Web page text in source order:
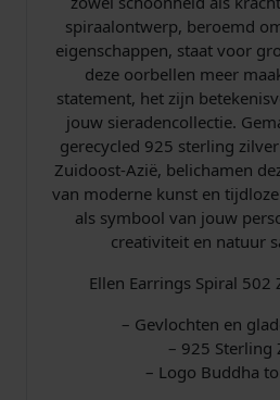
l
a
a
n
t
a
l
spiraalontwerp, beroemd
eigenschappen, staat voor
deze oorbellen meer
statement, het zijn
jouw sieradencollectie.
gerecycled 925 sterling
Zuidoost-Azië, belichamen
van moderne kunst en
als symbool van jouw
creativiteit en natuur
Ellen Earrings Spiral 502
– Gevlochten en
– 925 Sterling
– Logo Buddha